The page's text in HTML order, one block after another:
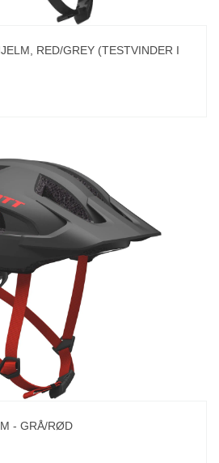
RED/GREY (TESTVINDER I
- GRÅ/RØD